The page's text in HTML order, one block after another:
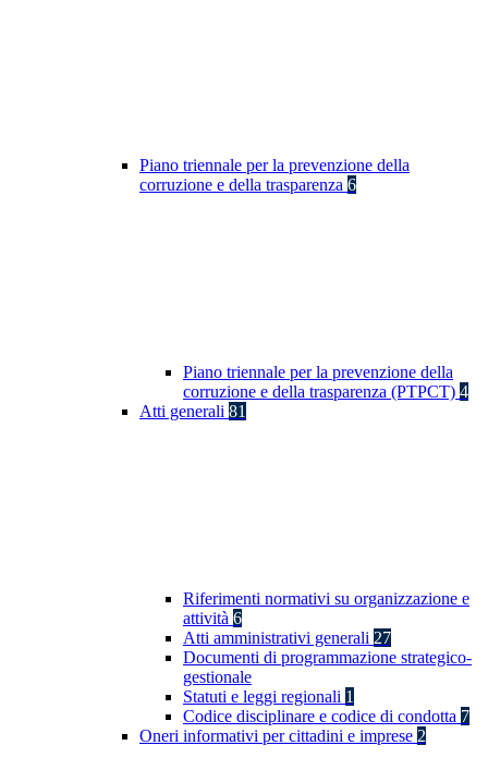
Piano triennale per la prevenzione della
corruzione e della trasparenza 6
Piano triennale per la prevenzione della
corruzione e della trasparenza (PTPCT) 4
Atti generali 81
Riferimenti normativi su organizzazione e
attività 6
Atti amministrativi generali 27
Documenti di programmazione strategico-
gestionale
Statuti e leggi regionali 1
Codice disciplinare e codice di condotta 7
Oneri informativi per cittadini e imprese 2